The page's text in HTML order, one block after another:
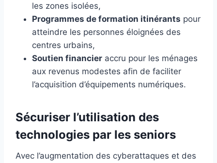
les zones isolées,
Programmes de formation itinérants pour
atteindre les personnes éloignées des
centres urbains,
Soutien financier accru pour les ménages
aux revenus modestes afin de faciliter
l’acquisition d’équipements numériques.
Sécuriser l’utilisation des
technologies par les seniors
Avec l’augmentation des cyberattaques et des